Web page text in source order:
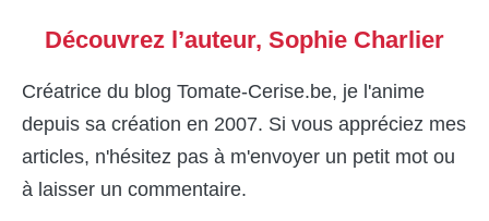
Découvrez l’auteur, Sophie Charlier
Créatrice du blog Tomate-Cerise.be, je l'anime
depuis sa création en 2007. Si vous appréciez mes
articles, n'hésitez pas à m'envoyer un petit mot ou
à laisser un commentaire.